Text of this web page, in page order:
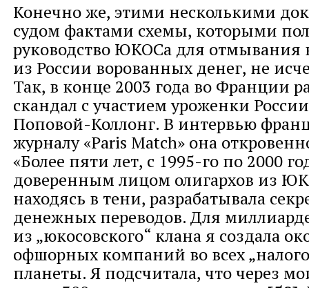
Конечно же, этими несколькими
судом фактами схемы, которыми
руководство ЮКОСа для
из России ворованных денег, не
Так, в конце 2003 года во Франции
скандал с участием уроженки
Поповой-Коллонг. В интервью
журналу «Paris Match» она
«Более пяти лет, с 1995-го по 2000
доверенным лицом олигархов из
находясь в тени, разрабатывала
денежных переводов. Для
из „юкосовского“ клана я создала
офшорных компаний во всех
планеты. Я подсчитала, что через